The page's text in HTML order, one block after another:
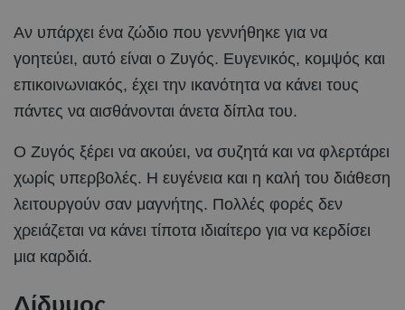
Αν υπάρχει ένα ζώδιο που γεννήθηκε για να
γοητεύει, αυτό είναι ο Ζυγός. Ευγενικός, κομψός και
επικοινωνιακός, έχει την ικανότητα να κάνει τους
πάντες να αισθάνονται άνετα δίπλα του.
Ο Ζυγός ξέρει να ακούει, να συζητά και να φλερτάρει
χωρίς υπερβολές. Η ευγένεια και η καλή του διάθεση
λειτουργούν σαν μαγνήτης. Πολλές φορές δεν
χρειάζεται να κάνει τίποτα ιδιαίτερο για να κερδίσει
μια καρδιά.
Δίδυμος